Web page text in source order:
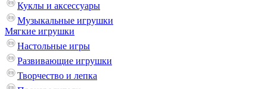
Куклы и аксессуары
Музыкальные игрушки
Мягкие игрушки
Настольные игры
Развивающие игрушки
Творчество и лепка